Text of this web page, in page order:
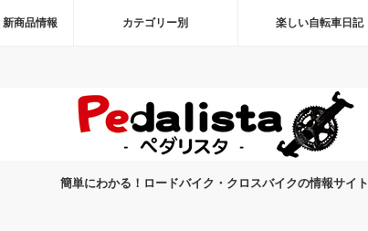
商品情報 カテゴリー別 楽しい自転車日記
簡単にわかる！ロードバイク・クロスバイクの情報サイト